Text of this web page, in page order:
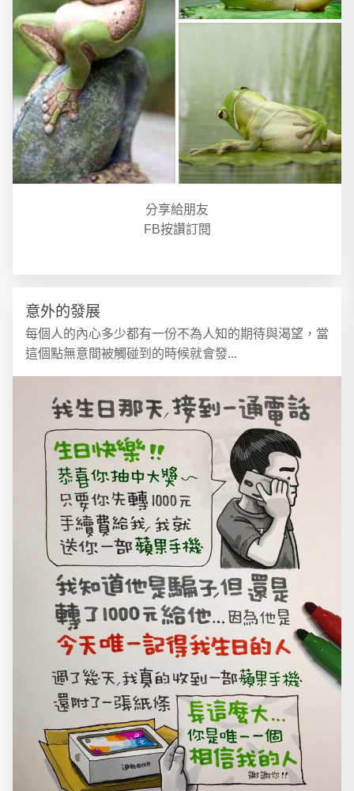
分享給朋友
FB按讚訂閱
意外的發展
每個人的內心多少都有一份不為人知的期待與渴望，當
這個點無意間被觸碰到的時候就會發...